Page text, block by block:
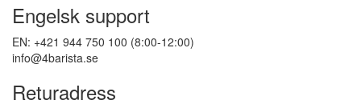
Engelsk support
EN: +421 944 750 100 (8:00-12:00)
info@4barista.se
Returadress